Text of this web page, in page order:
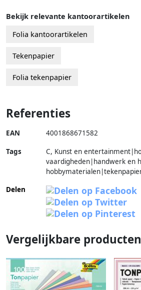
Bekijk relevante kantoorartikelen
Folia kantoorartikelen
Tekenpapier
Folia tekenpapier
Referenties
EAN 4001868671582
Tags
C, Kunst en
vaardigheden|handwerk en
Delen
Vergelijkbare producten